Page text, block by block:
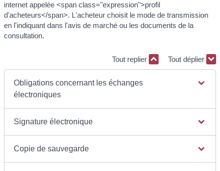
internet appelée <span class="expression">profil
d'acheteurs</span>. L'acheteur choisit le mode de transmission
en l'indiquant dans l'avis de marché ou les documents de la
consultation.
Tout replier Tout déplier
Obligations concernant les échanges
électroniques
Signature électronique
Copie de sauvegarde